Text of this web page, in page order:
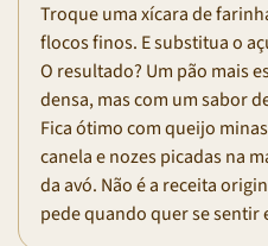
Troque uma xícara de
flocos finos. E substitua o
O resultado? Um pão mais
densa, mas com um sabor
Fica ótimo com queijo
canela e nozes picadas na
da avó. Não é a receita
pede quando quer se sentir